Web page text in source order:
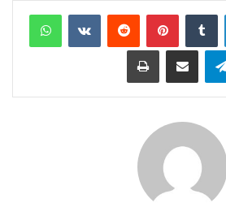
لينكدإن بينتيريست
تيلقرام مشاركة عبر البريد طباعة